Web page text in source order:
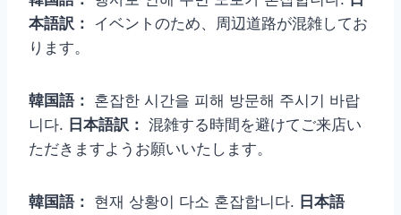
本語訳： イベントのため、周辺道路が混雑してお
ります。
韓国語： 혼잡한 시간을 피해 방문해 주시기 바랍
니다. 日本語訳： 混雑する時間を避けてご来店い
ただきますようお願いいたします。
韓国語： 현재 상황이 다소 혼잡합니다. 日本語